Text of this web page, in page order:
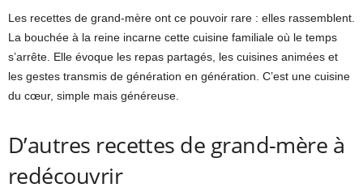
Les recettes de grand-mère ont ce pouvoir rare : elles rassemblent.
La bouchée à la reine incarne cette cuisine familiale où le temps
s’arrête. Elle évoque les repas partagés, les cuisines animées et
les gestes transmis de génération en génération. C’est une cuisine
du cœur, simple mais généreuse.
D’autres recettes de grand-mère à
redécouvrir